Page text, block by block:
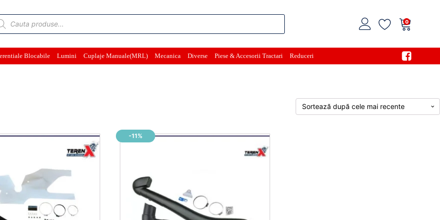
0
Blocabile Lumini Cuplaje Manuale(MRL) Mecanica Diverse Piese & Accesorii Tractari Reduceri
-11%